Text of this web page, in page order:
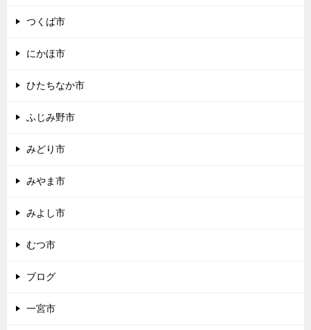
つくば市
にかほ市
ひたちなか市
ふじみ野市
みどり市
みやま市
みよし市
むつ市
ブログ
一宮市